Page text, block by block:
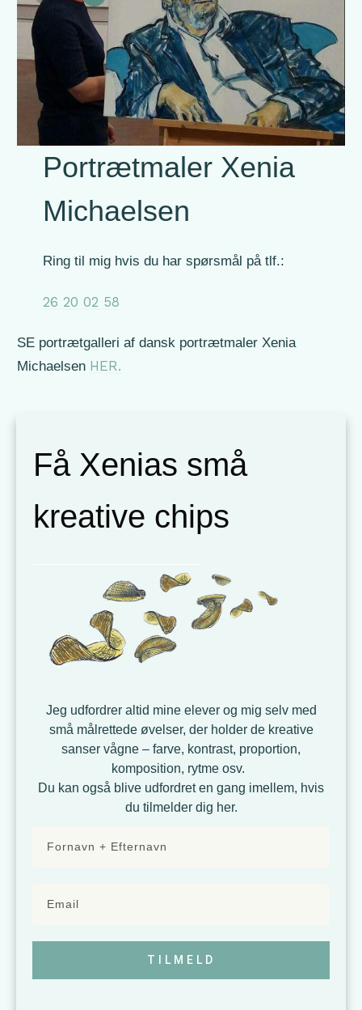
Portrætmaler Xenia
Michaelsen
Ring til mig hvis du har spørsmål på tlf.:
26 20 02 58
SE portrætgalleri af dansk portrætmaler Xenia
Michaelsen HER.
Få Xenias små
kreative chips
Jeg udfordrer altid mine elever og mig selv med
små målrettede øvelser, der holder de kreative
sanser vågne – farve, kontrast, proportion,
komposition, rytme osv.
Du kan også blive udfordret en gang imellem, hvis
du tilmelder dig her.
TILMELD